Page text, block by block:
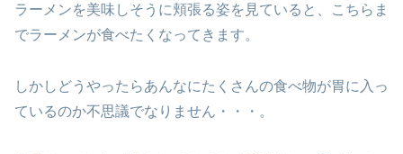
ラーメンを美味しそうに頬張る姿を見ていると、こちらま
でラーメンが食べたくなってきます。
しかしどうやったらあんなにたくさんの食べ物が胃に入っ
ているのか不思議でなりません・・・。